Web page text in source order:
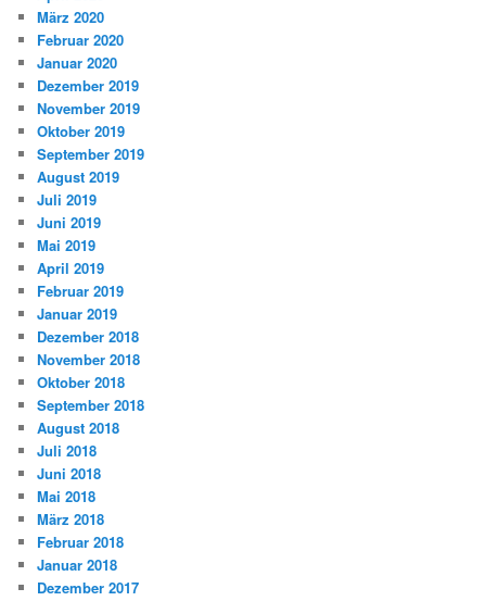
März 2020
Februar 2020
Januar 2020
Dezember 2019
November 2019
Oktober 2019
September 2019
August 2019
Juli 2019
Juni 2019
Mai 2019
April 2019
Februar 2019
Januar 2019
Dezember 2018
November 2018
Oktober 2018
September 2018
August 2018
Juli 2018
Juni 2018
Mai 2018
März 2018
Februar 2018
Januar 2018
Dezember 2017